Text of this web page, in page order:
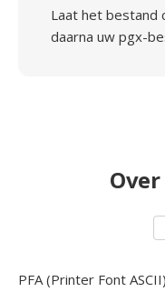
Laat het bestand
daarna uw pgx-
PFA (Printer Font